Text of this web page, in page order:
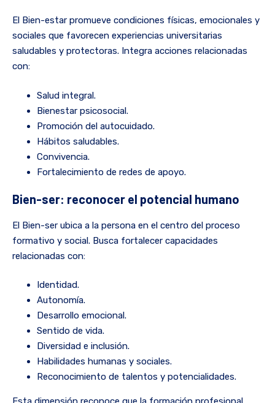
El Bien-estar promueve condiciones físicas, emocionales y
sociales que favorecen experiencias universitarias
saludables y protectoras. Integra acciones relacionadas
con:
Salud integral.
Bienestar psicosocial.
Promoción del autocuidado.
Hábitos saludables.
Convivencia.
Fortalecimiento de redes de apoyo.
Bien-ser: reconocer el potencial humano
El Bien-ser ubica a la persona en el centro del proceso
formativo y social. Busca fortalecer capacidades
relacionadas con:
Identidad.
Autonomía.
Desarrollo emocional.
Sentido de vida.
Diversidad e inclusión.
Habilidades humanas y sociales.
Reconocimiento de talentos y potencialidades.